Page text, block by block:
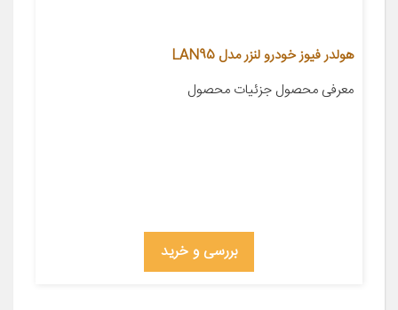
هولدر فیوز خودرو لنزر مدل LAN95
معرفی محصول جزئیات محصول
بررسی و خرید